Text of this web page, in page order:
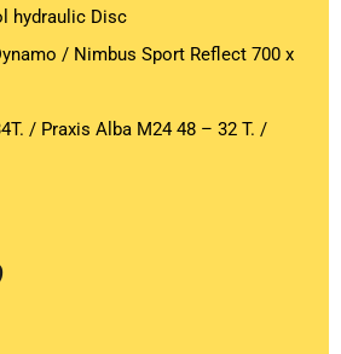
hydraulic Disc
/ Nimbus Sport Reflect 700 x
/ Praxis Alba M24 48 – 32 T. /